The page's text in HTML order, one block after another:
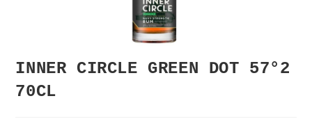
INNER CIRCLE GREEN DOT 57°2
70CL